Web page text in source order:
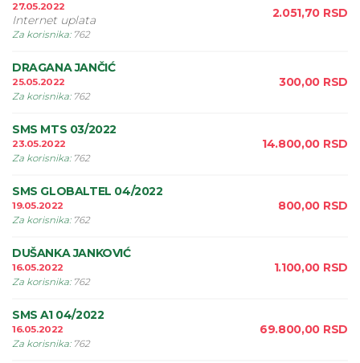
27.05.2022
Internet uplata
Za korisnika: 762
2.051,70 RSD
DRAGANA JANČIĆ
25.05.2022
Za korisnika: 762
300,00 RSD
SMS MTS 03/2022
23.05.2022
Za korisnika: 762
14.800,00 RSD
SMS GLOBALTEL 04/2022
19.05.2022
Za korisnika: 762
800,00 RSD
DUŠANKA JANKOVIĆ
16.05.2022
Za korisnika: 762
1.100,00 RSD
SMS A1 04/2022
16.05.2022
Za korisnika: 762
69.800,00 RSD